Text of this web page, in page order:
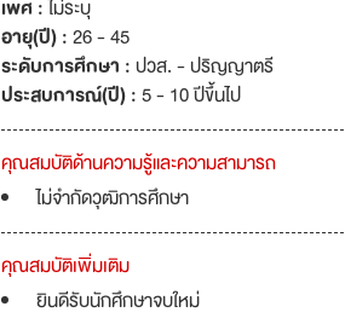
เพศ :ไม่ระบุ
อายุ(ปี) :26 - 45
ระดับการศึกษา :ปวส. - ปริญญาตรี
ประสบการณ์(ปี) :5 - 10 ปีขึ้นไป
คุณสมบัติด้านความรู้และความสามารถ
ไม่จำกัดวุฒิการศึกษา
คุณสมบัติเพิ่มเติม
ยินดีรับนักศึกษาจบใหม่